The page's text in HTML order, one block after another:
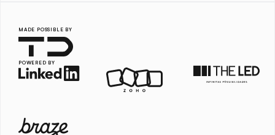
MADE POSSIBLE BY
POWERED BY